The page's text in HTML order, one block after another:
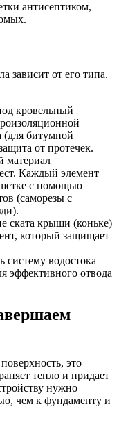
антисептиком,
зависит от его типа.
кровельный
(для битумной
от протечек.
материал
Каждый элемент
с помощью
(саморезы с
ската крыши (коньке)
который защищает
систему водостока
эффективного отвода
это
тепло и придает
нужно
чем к фундаменту и